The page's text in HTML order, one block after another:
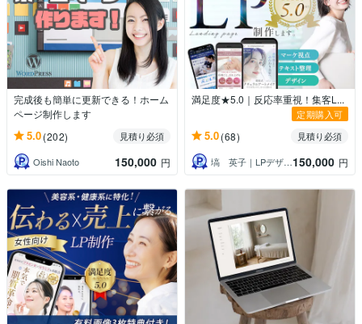
完成後も簡単に更新できる！ホーム
ページ制作します
5.0(202)
見積り必須
Oishi Naoto
150,000 円
満足度★5.0｜反応率重視！集客L...
定期購入可
5.0(68)
見積り必須
塙 英子｜LPデザイナー 150,000 円